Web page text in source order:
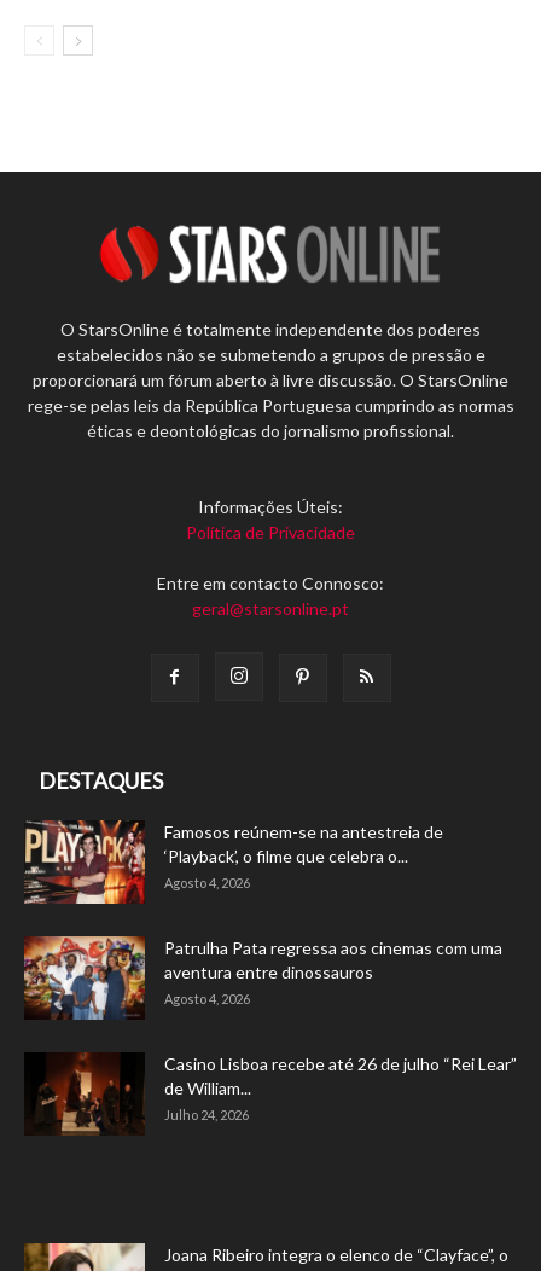
O StarsOnline é totalmente independente dos poderes
estabelecidos não se submetendo a grupos de pressão e
proporcionará um fórum aberto à livre discussão. O StarsOnline
rege-se pelas leis da República Portuguesa cumprindo as normas
éticas e deontológicas do jornalismo profissional.
Informações Úteis:
Política de Privacidade
Entre em contacto Connosco:
geral@starsonline.pt
DESTAQUES
Famosos reúnem-se na antestreia de
‘Playback’, o filme que celebra o...
Agosto 4, 2026
Patrulha Pata regressa aos cinemas com uma
aventura entre dinossauros
Agosto 4, 2026
Casino Lisboa recebe até 26 de julho “Rei Lear”
de William...
Julho 24, 2026
Joana Ribeiro integra o elenco de “Clayface”, o